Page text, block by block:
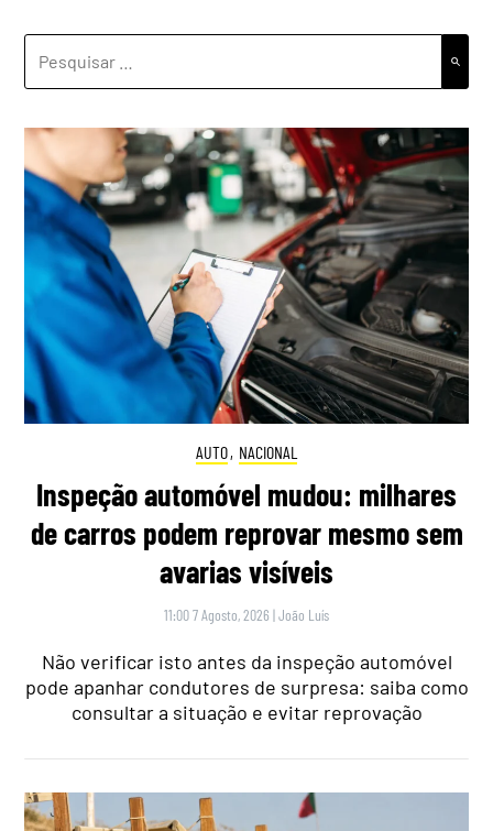
POR:
AUTO, NACIONAL
Inspeção automóvel mudou: milhares
de carros podem reprovar mesmo sem
avarias visíveis
11:00 7 Agosto, 2026 |João Luís
Não verificar isto antes da inspeção automóvel
pode apanhar condutores de surpresa: saiba como
consultar a situação e evitar reprovação